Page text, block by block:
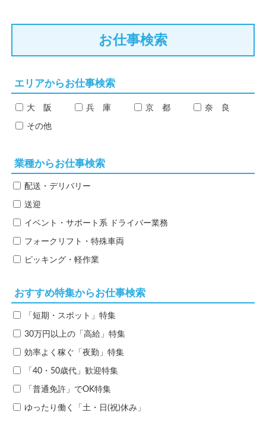
お仕事検索
エリアからお仕事検索
大 阪 兵 庫 京 都 奈 良
その他
業種からお仕事検索
配送・デリバリー
送迎
イベント・サポート系 ドライバー業務
フォークリフト・特殊車両
ピッキング・軽作業
おすすめ特集からお仕事検索
「短期・スポット」特集
30万円以上の「高給」特集
効率よく稼ぐ「夜勤」特集
「40・50歳代」歓迎特集
「普通免許」でOK特集
ゆったり働く「土・日(祝)休み」